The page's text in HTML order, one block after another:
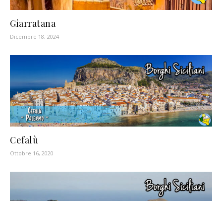
Giarratana
Dicembre 18, 2024
Cefalù
Ottobre 16, 2020